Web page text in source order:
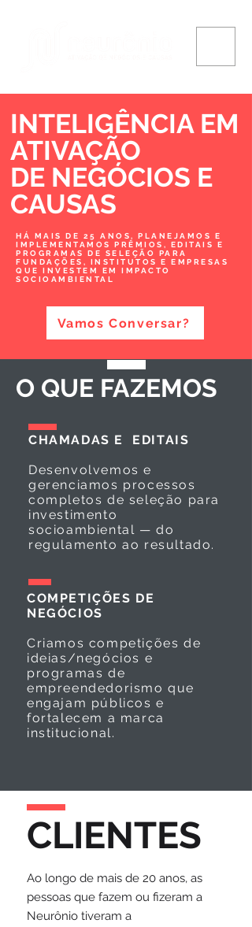
INTELIGÊNCIA EM
ATIVAÇÃO
DE NEGÓCIOS E
CAUSAS
HÁ MAIS DE 25 ANOS, PLANEJAMOS E
IMPLEMENTAMOS PRÊMIOS, EDITAIS E
PROGRAMAS DE SELEÇÃO PARA
FUNDAÇÕES, INSTITUTOS E EMPRESAS
QUE INVESTEM EM IMPACTO
SOCIOAMBIENTAL
Vamos Conversar?
O QUE FAZEMOS
CHAMADAS E EDITAIS
Desenvolvemos e
gerenciamos processos
completos de seleção para
investimento
socioambiental — do
regulamento ao resultado.
COMPETIÇÕES DE
NEGÓCIOS
Criamos competições de
ideias/negócios e
programas de
empreendedorismo que
engajam públicos e
fortalecem a marca
institucional.
CLIENTES
Ao longo de mais de 20 anos, as
pessoas que fazem ou fizeram a
Neurônio tiveram a